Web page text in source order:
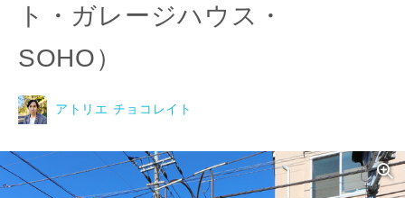
ト・ガレージハウス・
SOHO）
アトリエ チョコレイト